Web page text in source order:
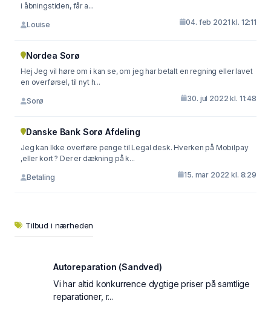
i åbningstiden, får a...
Louise 04. feb 2021 kl. 12:11
Nordea Sorø
Hej Jeg vil høre om i kan se, om jeg har betalt en regning eller lavet
en overførsel, til nyt h...
Sorø 30. jul 2022 kl. 11:48
Danske Bank Sorø Afdeling
Jeg kan lkke overføre penge til Legal desk. Hverken på Mobilpay
,eller kort ? Der er dækning på k...
Betaling 15. mar 2022 kl. 8:29
Tilbud i nærheden
Autoreparation (Sandved)
Vi har altid konkurrence dygtige priser på samtlige
reparationer, r...